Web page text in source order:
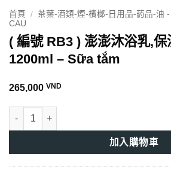
首頁 / 茶葉-酒類-煙-檳榔-日用品-葯品-油
CAU
( 編號 RB3 ) 澎澎沐浴乳,保
1200ml – Sữa tắm
265,000 VND
( 編號 RB3 ) 澎澎沐浴乳,保濕型,紫色
加入購物車